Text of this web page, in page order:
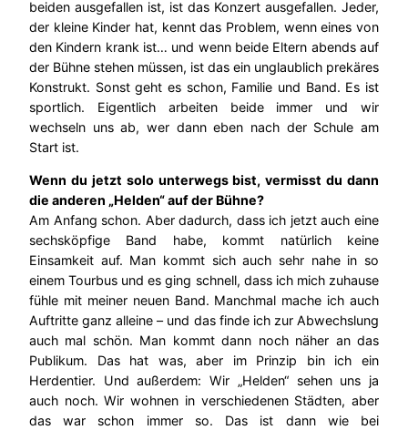
beiden ausgefallen ist, ist das Konzert ausgefallen. Jeder,
der kleine Kinder hat, kennt das Problem, wenn eines von
den Kindern krank ist… und wenn beide Eltern abends auf
der Bühne stehen müssen, ist das ein unglaublich prekäres
Konstrukt. Sonst geht es schon, Familie und Band. Es ist
sportlich. Eigentlich arbeiten beide immer und wir
wechseln uns ab, wer dann eben nach der Schule am
Start ist.
Wenn du jetzt solo unterwegs bist, vermisst du dann
die anderen „Helden“ auf der Bühne?
Am Anfang schon. Aber dadurch, dass ich jetzt auch eine
sechsköpfige Band habe, kommt natürlich keine
Einsamkeit auf. Man kommt sich auch sehr nahe in so
einem Tourbus und es ging schnell, dass ich mich zuhause
fühle mit meiner neuen Band. Manchmal mache ich auch
Auftritte ganz alleine – und das finde ich zur Abwechslung
auch mal schön. Man kommt dann noch näher an das
Publikum. Das hat was, aber im Prinzip bin ich ein
Herdentier. Und außerdem: Wir „Helden“ sehen uns ja
auch noch. Wir wohnen in verschiedenen Städten, aber
das war schon immer so. Das ist dann wie bei